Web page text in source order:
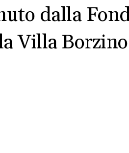
dalla
Villa